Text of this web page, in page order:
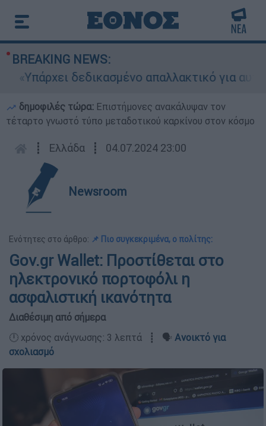
BREAKING NEWS:
δεδικασμένο απαλλακτικό για
δημοφιλές τώρα: Επιστήμονες ανακάλυψαν τον
τέταρτο γνωστό τύπο μεταδοτικού καρκίνου στον κόσμο
┋ Ελλάδα ┋ 04.07.2024 23:00
Newsroom
Ενότητες στο άρθρο: 📌 Πιο συγκεκριμένα, ο πολίτης:
Gov.gr Wallet: Προστίθεται στο
ηλεκτρονικό πορτοφόλι η
ασφαλιστική ικανότητα
Διαθέσιμη από σήμερα
🕛 χρόνος ανάγνωσης: 3 λεπτά ┋ 🗣️ Ανοικτό για
σχολιασμό